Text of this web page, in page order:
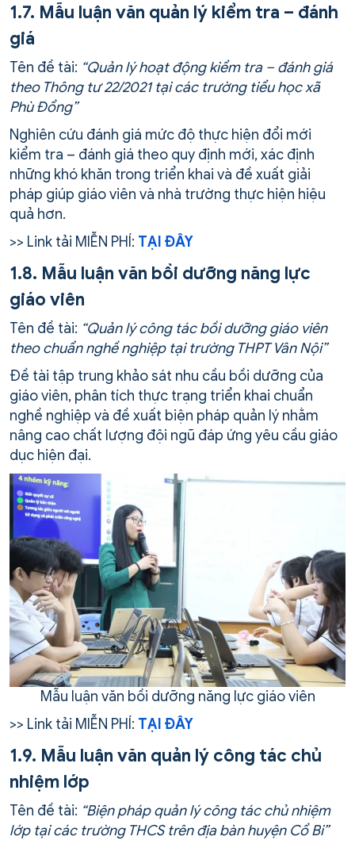
1.7. Mẫu luận văn quản lý kiểm tra – đánh
giá
Tên đề tài: “Quản lý hoạt động kiểm tra – đánh giá
theo Thông tư 22/2021 tại các trường tiểu học xã
Phù Đổng”
Nghiên cứu đánh giá mức độ thực hiện đổi mới
kiểm tra – đánh giá theo quy định mới, xác định
những khó khăn trong triển khai và đề xuất giải
pháp giúp giáo viên và nhà trường thực hiện hiệu
quả hơn.
>> Link tải MIỄN PHÍ: TẠI ĐÂY
1.8. Mẫu luận văn bồi dưỡng năng lực
giáo viên
Tên đề tài: “Quản lý công tác bồi dưỡng giáo viên
theo chuẩn nghề nghiệp tại trường THPT Vân Nội”
Đề tài tập trung khảo sát nhu cầu bồi dưỡng của
giáo viên, phân tích thực trạng triển khai chuẩn
nghề nghiệp và đề xuất biện pháp quản lý nhằm
nâng cao chất lượng đội ngũ đáp ứng yêu cầu giáo
dục hiện đại.
Mẫu luận văn bồi dưỡng năng lực giáo viên
>> Link tải MIỄN PHÍ: TẠI ĐÂY
1.9. Mẫu luận văn quản lý công tác chủ
nhiệm lớp
Tên đề tài: “Biện pháp quản lý công tác chủ nhiệm
lớp tại các trường THCS trên địa bàn huyện Cổ Bi”